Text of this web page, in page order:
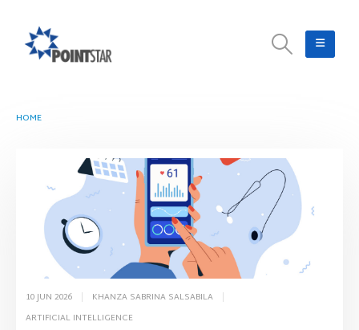
HOME
10 JUN 2026
KHANZA SABRINA SALSABILA
ARTIFICIAL INTELLIGENCE